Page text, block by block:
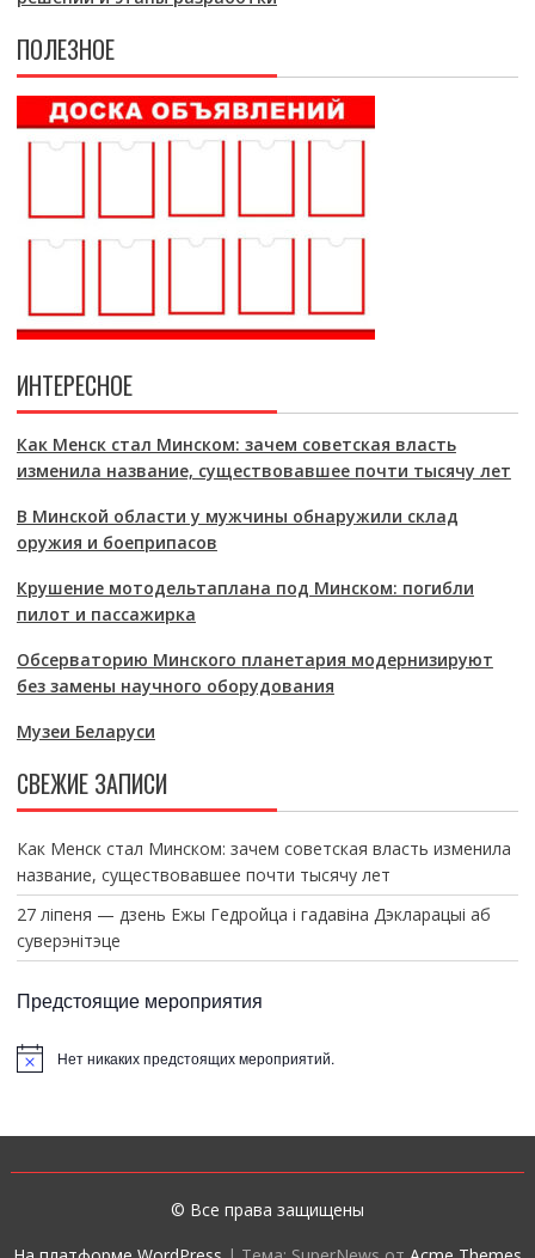
ПОЛЕЗНОЕ
ИНТЕРЕСНОЕ
Как Менск стал Минском: зачем советская власть
изменила название, существовавшее почти тысячу лет
В Минской области у мужчины обнаружили склад
оружия и боеприпасов
Крушение мотодельтаплана под Минском: погибли
пилот и пассажирка
Обсерваторию Минского планетария модернизируют
без замены научного оборудования
Музеи Беларуси
СВЕЖИЕ ЗАПИСИ
Как Менск стал Минском: зачем советская власть изменила
название, существовавшее почти тысячу лет
27 ліпеня — дзень Ежы Гедройца і гадавіна Дэкларацыі аб
суверэнітэце
Предстоящие мероприятия
т
Нет никаких предстоящих мероприятий.
© Все права защищены